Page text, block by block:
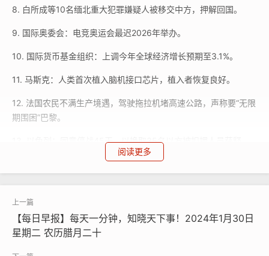
8. 白所成等10名缅北重大犯罪嫌疑人被移交中方，押解回国。
9. 国际奥委会：电竞奥运会最迟2026年举办。
10. 国际货币基金组织：上调今年全球经济增长预期至3.1%。
11. 马斯克：人类首次植入脑机接口芯片，植入者恢复良好。
12. 法国农民不满生产境遇，驾驶拖拉机堵高速公路，声称要“无限
期围困”巴黎。
13. 以色列：同意停战45天，以换取35名以方被扣押人员获释。
14. 美国大发战争财，2023财年对外军售2380亿美元创纪录。
在，就好。
阅读更多
【每日早报】每天一分钟，知晓天下事！2024年1月30日
星期二 农历腊月二十